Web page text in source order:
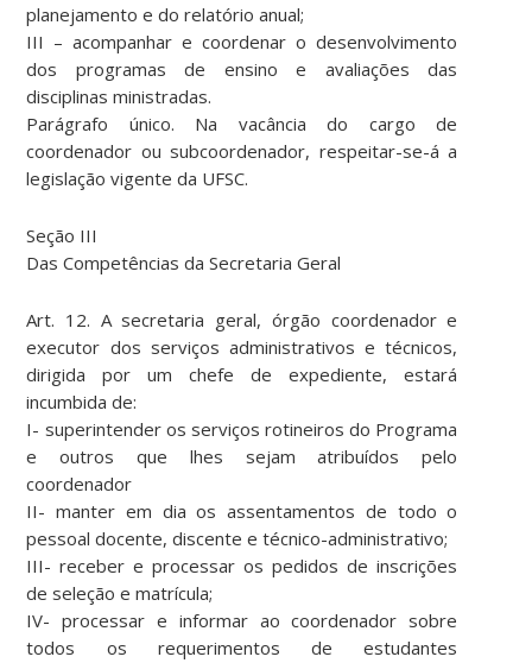
planejamento e do relatório anual;
III – acompanhar e coordenar o desenvolvimento
dos programas de ensino e avaliações das
disciplinas ministradas.
Parágrafo único. Na vacância do cargo de
coordenador ou subcoordenador, respeitar-se-á a
legislação vigente da UFSC.
Seção III
Das Competências da Secretaria Geral
Art. 12. A secretaria geral, órgão coordenador e
executor dos serviços administrativos e técnicos,
dirigida por um chefe de expediente, estará
incumbida de:
I- superintender os serviços rotineiros do Programa
e outros que lhes sejam atribuídos pelo
coordenador
II- manter em dia os assentamentos de todo o
pessoal docente, discente e técnico-administrativo;
III- receber e processar os pedidos de inscrições
de seleção e matrícula;
IV- processar e informar ao coordenador sobre
todos os requerimentos de estudantes